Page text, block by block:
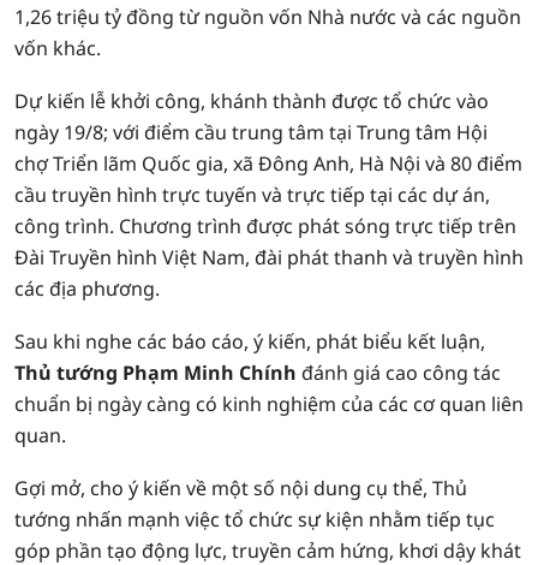
1,26 triệu tỷ đồng từ nguồn vốn Nhà nước và các nguồn
vốn khác.
Dự kiến lễ khởi công, khánh thành được tổ chức vào
ngày 19/8; với điểm cầu trung tâm tại Trung tâm Hội
chợ Triển lãm Quốc gia, xã Đông Anh, Hà Nội và 80 điểm
cầu truyền hình trực tuyến và trực tiếp tại các dự án,
công trình. Chương trình được phát sóng trực tiếp trên
Đài Truyền hình Việt Nam, đài phát thanh và truyền hình
các địa phương.
Sau khi nghe các báo cáo, ý kiến, phát biểu kết luận,
Thủ tướng Phạm Minh Chính đánh giá cao công tác
chuẩn bị ngày càng có kinh nghiệm của các cơ quan liên
quan.
Gợi mở, cho ý kiến về một số nội dung cụ thể, Thủ
tướng nhấn mạnh việc tổ chức sự kiện nhằm tiếp tục
góp phần tạo động lực, truyền cảm hứng, khơi dậy khát